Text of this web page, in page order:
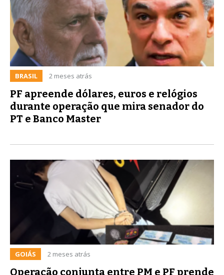
BRASIL 2 meses atrás
PF apreende dólares, euros e relógios
durante operação que mira senador do
PT e Banco Master
GOIÁS 2 meses atrás
Operação conjunta entre PM e PF prende